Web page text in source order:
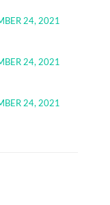
24, 2021
24, 2021
24, 2021